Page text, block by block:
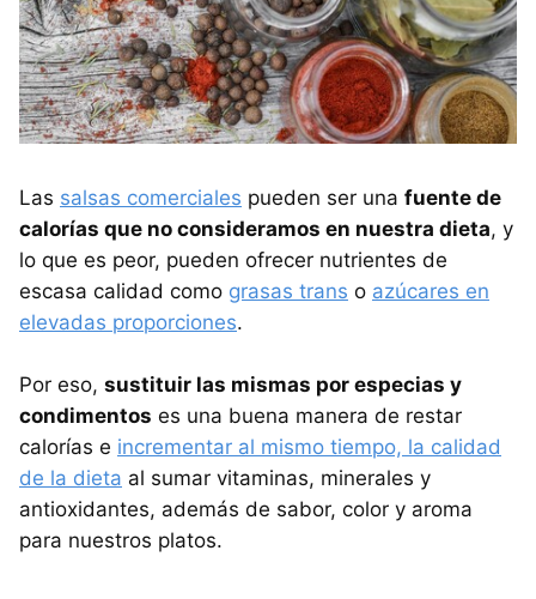
Las salsas comerciales pueden ser una fuente de
calorías que no consideramos en nuestra dieta, y
lo que es peor, pueden ofrecer nutrientes de
escasa calidad como grasas trans o azúcares en
elevadas proporciones.
Por eso, sustituir las mismas por especias y
condimentos es una buena manera de restar
calorías e incrementar al mismo tiempo, la calidad
de la dieta al sumar vitaminas, minerales y
antioxidantes, además de sabor, color y aroma
para nuestros platos.